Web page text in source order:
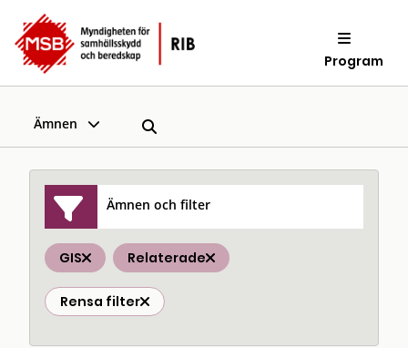
Program
Ämnen
Ämnen och filter
GIS Relaterade
Rensa filter